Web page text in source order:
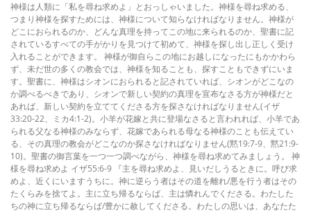
神様は人類に「私を尋ね求めよ」とおっしゃいました。神様を尋ね求める、
つまり神様を探すためには、神様について知らなければなりません。神様が
どこにおられるのか、どんな真理を持ってこの地に来られるのか、聖書に記
されているすべての手がかりを見つけて初めて、神様を探し出し正しく受け
入れることができます。 神様が御自らこの地にお越しになったにもかかわら
ず、未だ世の多くの教会では、神様を知ることも、探すこともできずにいま
す。聖書に、神様はシオンにおられると記されていれば、シオンがどこなの
か調べるべきであり、シオンで新しい契約の真理を宣布なさる方が神様だと
あれば、新しい契約を立ててくださる方を探さなければなりません(イザ
33:20-22、ミカ4:1-2)。小羊が花嫁と共に登場なさると言われれば、小羊であ
られる父なる神様のみならず、花嫁であられる母なる神様のことも伝えてい
る、その真理の教会がどこなのか探さなければなりません(黙19:7-9、黙21:9-
10)。聖書の御言葉を一つ一つ調べながら、神様を尋ね求めてみましょう。 神
様を尋ね求めよ イザ55:6-9 『主を尋ね求めよ、見いだしうるときに。呼び求
めよ、近くにいますうちに。神に逆らう者はその道を離れ/悪を行う者はその
たくらみを捨てよ。主に立ち帰るならば、主は憐れんでくださる。わたした
ちの神に立ち帰るならば/豊かに赦してくださる。わたしの思いは、あなたた